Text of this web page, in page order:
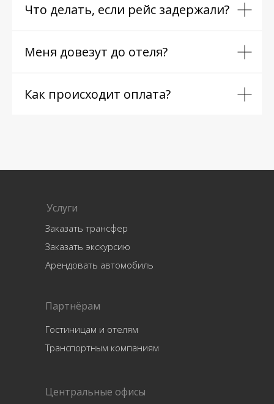
Что делать, если рейс задержали?
Меня довезут до отеля?
Как происходит оплата?
Услуги
Центральные офисы
Заказать трансфер
Заказать экскурсию
Арендовать автомобиль
Партнёрам
Гостиницам и отелям
Транспортным компаниям